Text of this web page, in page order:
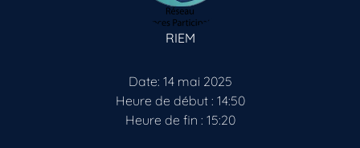
RIEM
Date: 14 mai 2025
Heure de début : 14:50
Heure de fin : 15:20